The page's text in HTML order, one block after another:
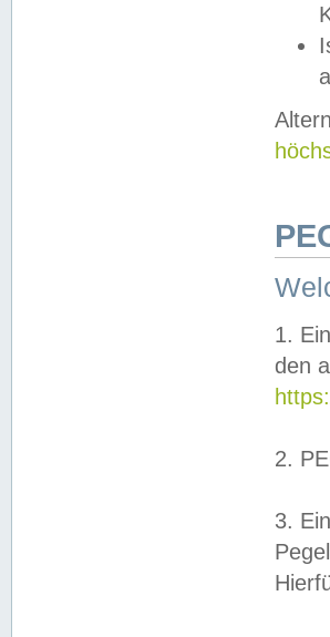
1.
den
2.
3.